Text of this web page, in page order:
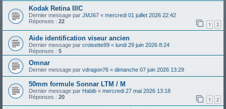
Kodak Retina IIIC
Dernier message par JMJ67 « mercredi 01 juillet 2026 22:42
Réponses : 22 1 2
Aide identification viseur ancien
Dernier message par croisette99 « lundi 29 juin 2026 8:24
Réponses : 5
Omnar
Dernier message par vdragon76 « dimanche 07 juin 2026 13:29
50mm formule Sonnar LTM / M
Dernier message par Habib « mercredi 27 mai 2026 13:18
Réponses : 20 1 2